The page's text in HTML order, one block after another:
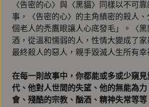
〈告密的心〉與〈黑貓〉同樣以不可
事，〈告密的心〉的主角縝密的殺人
個老人的禿鷹眼讓人心底發毛」。〈
酒，從溫和懦弱的人，性情大變成了
最終殺人的惡人，親手毀滅人生所有幸
在每一則故事中，你都能或多或少窺
代、他對人世間的失望、他的無能為
會、殘酷的宗教、酗酒、精神失常等